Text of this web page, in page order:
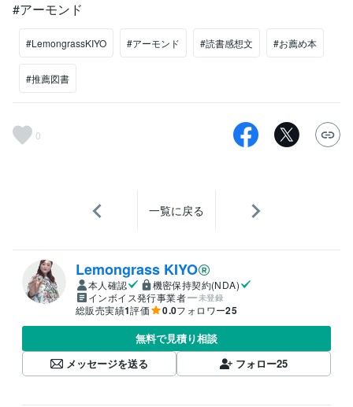
#アーモンド
#LemongrassKIYO #アーモンド #読書感想文 #お薦め本
#推薦図書
0
一覧に戻る
Lemongrass KIYO
本人確認
機密保持契約(NDA)
インボイス発行事業者
未登録
総販売実績1評価 0.0フォロワー25
無料で見積り相談
メッセージを送る
フォロー25